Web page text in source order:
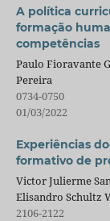
A política
formação
competências
Paulo Fioravante
Pereira
0734-0750
01/03/2022
Experiências
formativo de
Victor Julierme
Elisandro Schultz
2106-2122